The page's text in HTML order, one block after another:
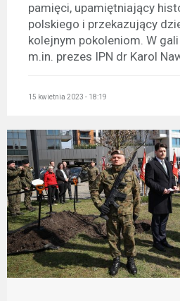
pamięci, upamiętniający
polskiego i przekazujący
kolejnym pokoleniom. W
m.in. prezes IPN dr Karol
15 kwietnia 2023 - 18:19